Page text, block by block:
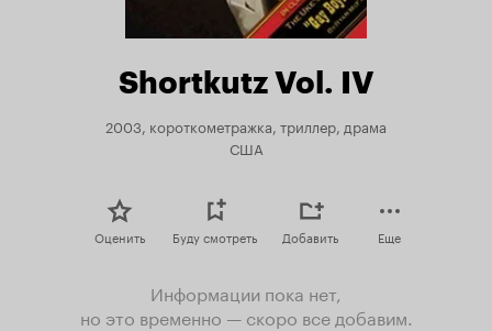
Shortkutz Vol. IV
2003, короткометражка, триллер, драма
США
Оценить Буду смотреть Добавить Еще
Информации пока нет,
но это временно — скоро все добавим.